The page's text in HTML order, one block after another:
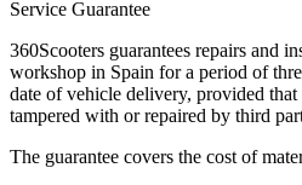
Service Guarantee
360Scooters guarantees repairs and
workshop in Spain for a period of
date of vehicle delivery, provided that
tampered with or repaired by third
The guarantee covers the cost of